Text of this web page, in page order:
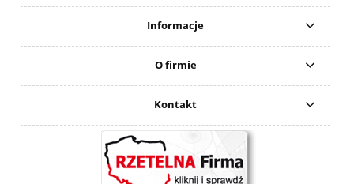
Informacje
O firmie
Kontakt